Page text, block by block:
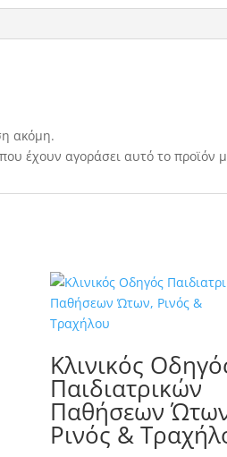
ακόμη.
έχουν αγοράσει αυτό το
Κλινικός
Παιδιατρικών
Παθήσεων
Ρινός &